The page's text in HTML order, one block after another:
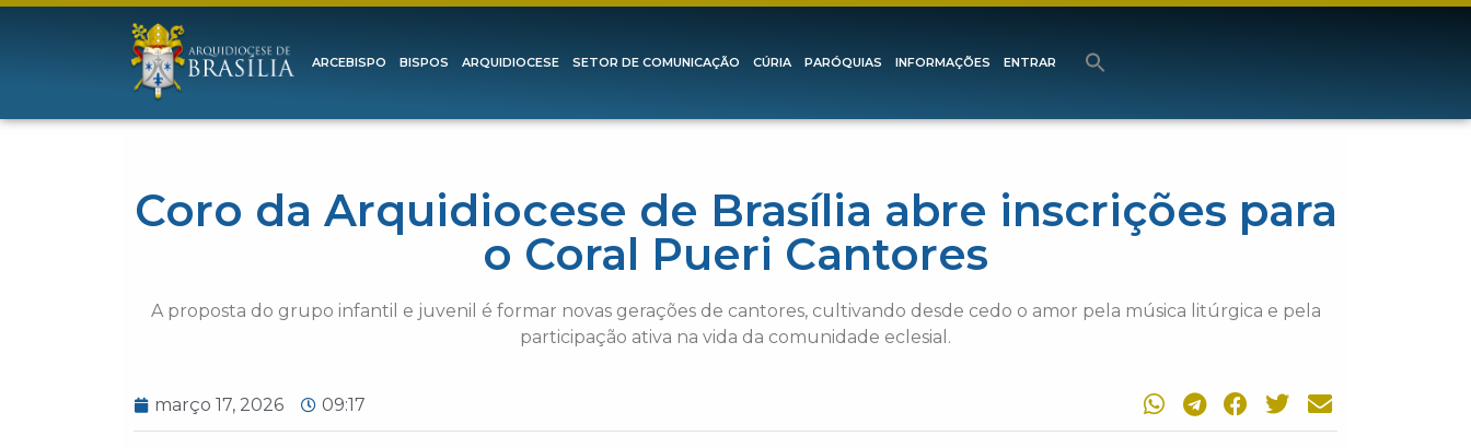
ARCEBISPO BISPOS ARQUIDIOCESE SETOR DE COMUNICAÇÃO CÚRIA PARÓQUIAS INFORMAÇÕES ENTRAR
Coro da Arquidiocese de Brasília abre inscrições para
o Coral Pueri Cantores
A proposta do grupo infantil e juvenil é formar novas gerações de cantores, cultivando desde cedo o amor pela música litúrgica e pela
participação ativa na vida da comunidade eclesial.
março 17, 2026 09:17